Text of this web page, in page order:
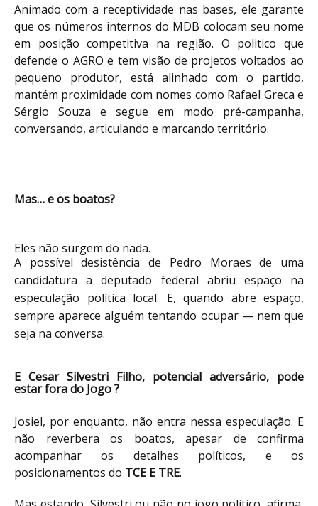
Animado com a receptividade nas bases, ele garante
que os números internos do MDB colocam seu nome
em posição competitiva na região. O politico que
defende o AGRO e tem visão de projetos voltados ao
pequeno produtor, está alinhado com o partido,
mantém proximidade com nomes como Rafael Greca e
Sérgio Souza e segue em modo pré-campanha,
conversando, articulando e marcando território.
Mas… e os boatos?
Eles não surgem do nada.
A possível desistência de Pedro Moraes de uma
candidatura a deputado federal abriu espaço na
especulação política local. E, quando abre espaço,
sempre aparece alguém tentando ocupar — nem que
seja na conversa.
E Cesar Silvestri Filho, potencial adversário, pode
estar fora do Jogo ?
Josiel, por enquanto, não entra nessa especulação. E
não reverbera os boatos, apesar de confirma
acompanhar os detalhes políticos, e os
posicionamentos do TCE E TRE.